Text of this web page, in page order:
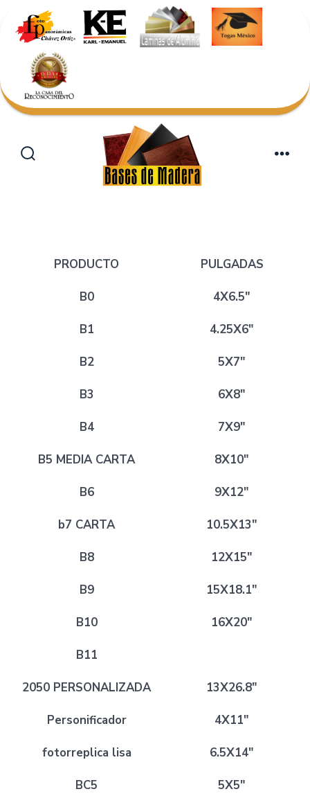
PRODUCTO PULGADAS
B0 4X6.5″
B1 4.25X6″
B2 5X7″
B3 6X8″
B4 7X9″
B5 MEDIA CARTA 8X10″
B6 9X12″
b7 CARTA 10.5X13″
B8 12X15″
B9 15X18.1″
B10 16X20″
B11
2050 PERSONALIZADA 13X26.8″
Personificador 4X11″
fotorreplica lisa 6.5X14″
BC5 5X5″